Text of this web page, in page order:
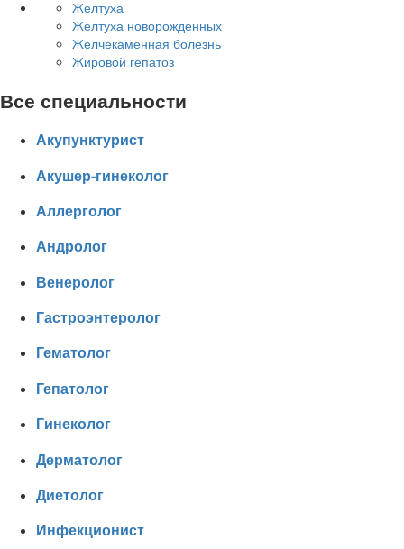
Желтуха
Желтуха новорожденных
Желчекаменная болезнь
Жировой гепатоз
Все специальности
Акупунктурист
Акушер-гинеколог
Аллерголог
Андролог
Венеролог
Гастроэнтеролог
Гематолог
Гепатолог
Гинеколог
Дерматолог
Диетолог
Инфекционист